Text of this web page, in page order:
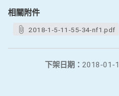
相關附件
2018-1-5-11-55-34-nf1.pdf
下架日期： 2018-01-